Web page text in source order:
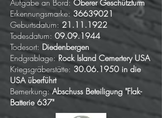
Aufgabe an Bord: Oberer Geschützturm
Erkennungsmarke: 36639021
Geburtsdatum: 21.11.1922
Todesdatum: 09.09.1944
Todesort: Diedenbergen
Endgrablage: Rock Island Cemertery USA
Kriegsgräberstätte: 30.06.1950 in die
USA überführt
Bemerkung: Abschuss Beteiligung "Flak-
Batterie 637"